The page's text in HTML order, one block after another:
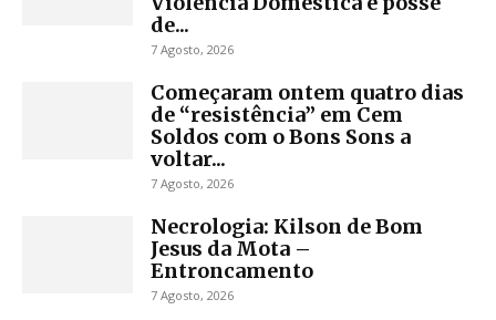
de...
7 Agosto, 2026
Começaram ontem quatro dias
de “resistência” em Cem
Soldos com o Bons Sons a
voltar...
7 Agosto, 2026
Necrologia: Kilson de Bom
Jesus da Mota –
Entroncamento
7 Agosto, 2026